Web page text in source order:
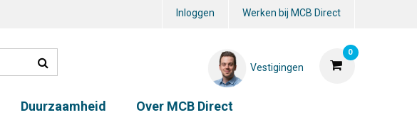
Inloggen Werken bij MCB Direct
0
Vestigingen
Duurzaamheid Over MCB Direct